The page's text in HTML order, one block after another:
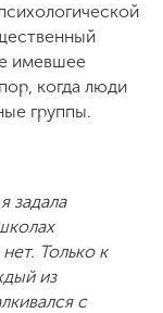
имевшее
когда люди
группы.
задала
Только к
из
с